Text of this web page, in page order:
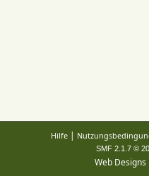
Hilfe |
SMF 2.1.7 ©
Web Designs